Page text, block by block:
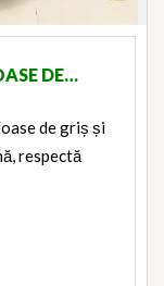
DE…
de griș și
respectă